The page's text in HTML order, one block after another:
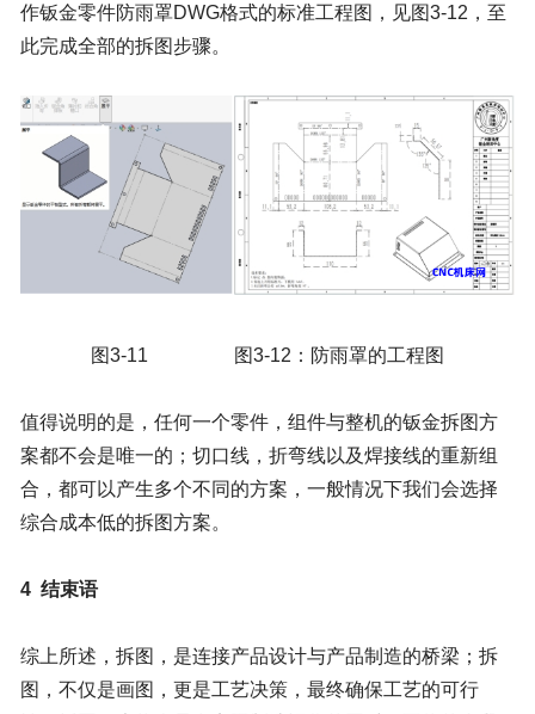
作钣金零件防雨罩DWG格式的标准工程图，见图3-12 ，至
此完成全部的拆图步骤。
图3-11 图3-12 ：防雨罩的工程图
值得说明的是，任何一个零件，组件与整机的钣金拆图方
案都不会是唯一的；切口线，折弯线以及焊接线的重新组
合，都可以产生多个不同的方案，一般情况下我们会选择
综合成本低的拆图方案。
4 结束语
综上所述，拆图，是连接产品设计与产品制造的桥梁；拆
图，不仅是画图，更是工艺决策，最终确保工艺的可行